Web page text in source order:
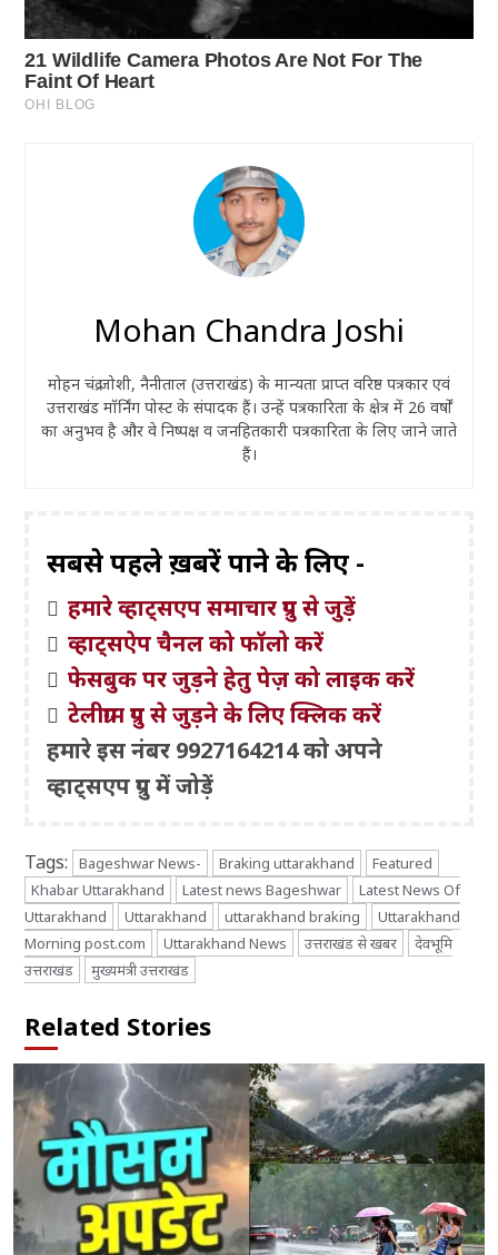
Mohan Chandra Joshi
मोहन चंद्र जोशी, नैनीताल (उत्तराखंड) के मान्यता प्राप्त वरिष्ठ पत्रकार एवं
उत्तराखंड मॉर्निंग पोस्ट के संपादक हैं। उन्हें पत्रकारिता के क्षेत्र में 26 वर्षों
का अनुभव है और वे निष्पक्ष व जनहितकारी पत्रकारिता के लिए जाने जाते
हैं।
सबसे पहले ख़बरें पाने के लिए -
हमारे व्हाट्सएप समाचार ग्रुप से जुड़ें
व्हाट्सऐप चैनल को फॉलो करें
फेसबुक पर जुड़ने हेतु पेज़ को लाइक करें
टेलीग्राम ग्रुप से जुड़ने के लिए क्लिक करें
हमारे इस नंबर 9927164214 को अपने
व्हाट्सएप ग्रुप में जोड़ें
Tags: Bageshwar News- Braking uttarakhand
Featured
Khabar Uttarakhand
Latest news Bageshwar
Latest News Of
Uttarakhand
Uttarakhand uttarakhand braking
Uttarakhand
Morning post.com
Uttarakhand News उत्तराखंड से खबर
देवभूमि
उत्तराखंड
मुख्यमंत्री उत्तराखंड
Related Stories